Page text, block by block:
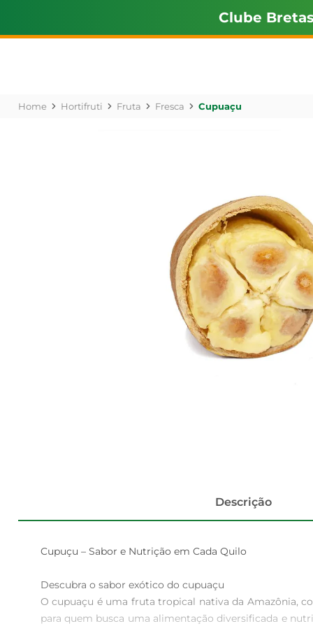
Clube Bretas
Hortifruti Fruta Fresca Cupuaçu
Descrição
Cupuçu – Sabor e Nutrição em Cada Quilo
Descubra o sabor exótico do cupuaçu
O cupuaçu é uma fruta tropical nativa da Amazônia,
para quem busca uma alimentação diversificada e